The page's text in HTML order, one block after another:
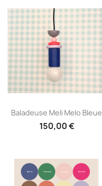
Aperçu rapide
Baladeuse Meli Melo Bleue
150,00 €